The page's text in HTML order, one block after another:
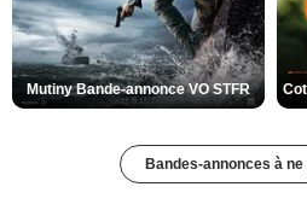
Mutiny Bande-annonce VO STFR
Bandes-annonces à